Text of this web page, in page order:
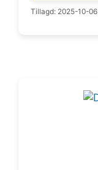
Tillagd: 2025-10-06